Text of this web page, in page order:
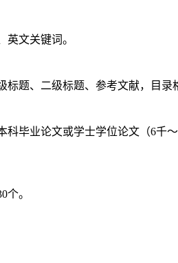
文关键词。
题、二级标题、参考文献，目录
毕业论文或学士学位论文（6千～
个。